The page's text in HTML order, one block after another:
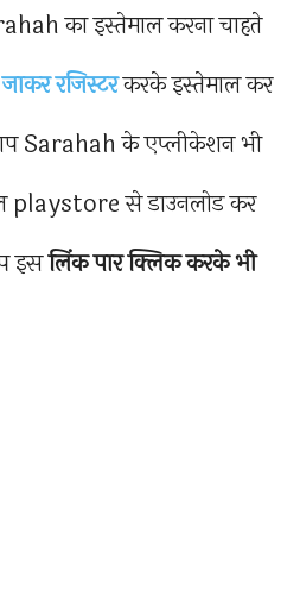
का इस्तेमाल करना चाहते
रजिस्टरकरके इस्तेमाल कर
Sarahah के एप्लीकेशन भी
playstore से डाउनलोड कर
इसलिंक पार क्लिक करके भी